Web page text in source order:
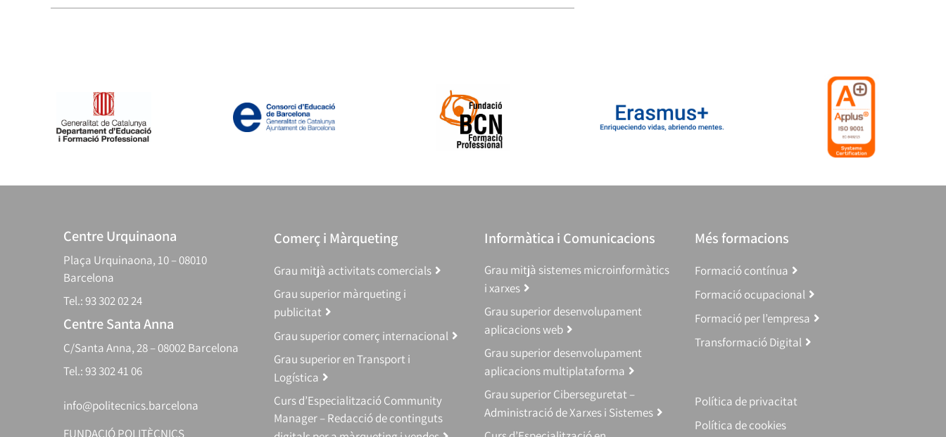
Centre Urquinaona
Plaça Urquinaona, 10 – 08010
Barcelona
Tel.: 93 302 02 24
Centre Santa Anna
C/Santa Anna, 28 – 08002 Barcelona
Tel.: 93 302 41 06
info@politecnics.barcelona
FUNDACIÓ POLITÈCNICS
Comerç i Màrqueting
Grau mitjà activitats comercials
Grau superior màrqueting i
publicitat
Grau superior comerç internacional
Grau superior en Transport i
Logística
Curs d’Especialització Community
Manager – Redacció de continguts
Informàtica i Comunicacions
Grau mitjà sistemes microinformàtics
i xarxes
Grau superior desenvolupament
aplicacions web
Grau superior desenvolupament
aplicacions multiplataforma
Grau superior Ciberseguretat –
Administració de Xarxes i Sistemes
Més formacions
Formació contínua
Formació ocupacional
Formació per l’empresa
Transformació Digital
Política de privacitat
Política de cookies